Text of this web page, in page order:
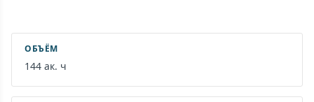
ОБЪЁМ
144 ак. ч